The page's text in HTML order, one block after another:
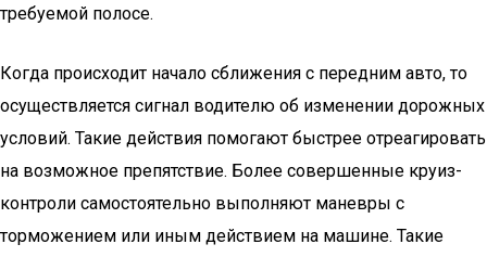
требуемой полосе.
Когда происходит начало сближения с передним авто, то
осуществляется сигнал водителю об изменении дорожных
условий. Такие действия помогают быстрее отреагировать
на возможное препятствие. Более совершенные круиз-
контроли самостоятельно выполняют маневры с
торможением или иным действием на машине. Такие